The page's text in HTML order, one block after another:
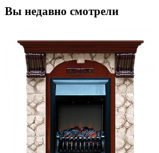
Вы недавно смотрели